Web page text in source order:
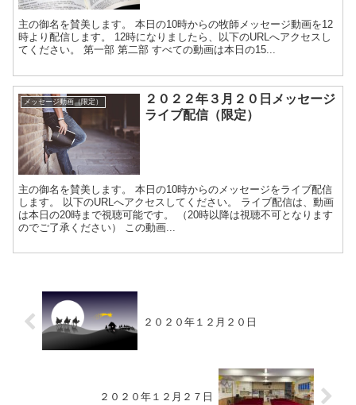
主の御名を賛美します。 本日の10時からの牧師メッセージ動画を12
時より配信します。 12時になりましたら、以下のURLへアクセスし
てください。 第一部 第二部 すべての動画は本日の15...
メッセージ動画（限定）
２０２２年３月２０日メッセージ
ライブ配信（限定）
主の御名を賛美します。 本日の10時からのメッセージをライブ配信
します。 以下のURLへアクセスしてください。 ライブ配信は、動画
は本日の20時まで視聴可能です。 （20時以降は視聴不可となります
のでご了承ください） この動画...
２０２０年１２月２０日
２０２０年１２月２７日